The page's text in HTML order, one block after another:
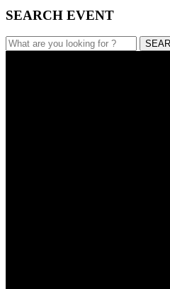
SEARCH EVENT